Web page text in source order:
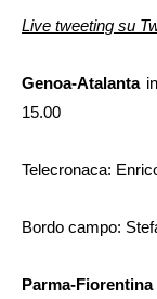
Live tweeting su
Genoa-Atalanta
15.00
Telecronaca:
Bordo campo:
Parma-Fiorentina